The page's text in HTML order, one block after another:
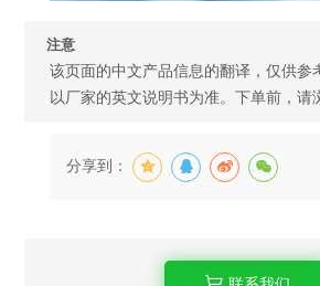
注意
该页面的中文产品信息的翻译，仅供参
以厂家的英文说明书为准。下单前，请
分享到：